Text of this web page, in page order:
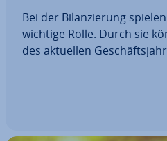
Bei der Bi­lan­zie­rung
wichtige Rolle. Durch sie
des aktuellen